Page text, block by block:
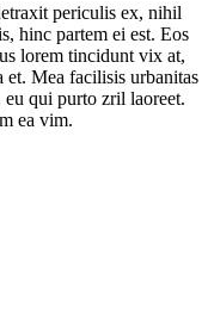
periculis ex, nihil
hinc partem ei est. Eos
lorem tincidunt vix at,
et. Mea facilisis urbanitas
qui purto zril laoreet.
ea vim.